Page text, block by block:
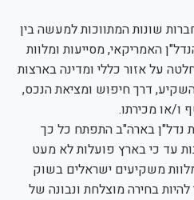
שונות המתווכות למעשה בין
האמריקאי, מסייעות ומלוות
על אזור כללי ומדינה בארצות
דרך חיפוש ומציאת הנכס,
ו/או מכירתו.
בארה"ב התפתח כל כך
עד כי בארץ פועלות לא מעט
משקיעים ישראלים בשוק
בחירה מוצלחת ונבונה של